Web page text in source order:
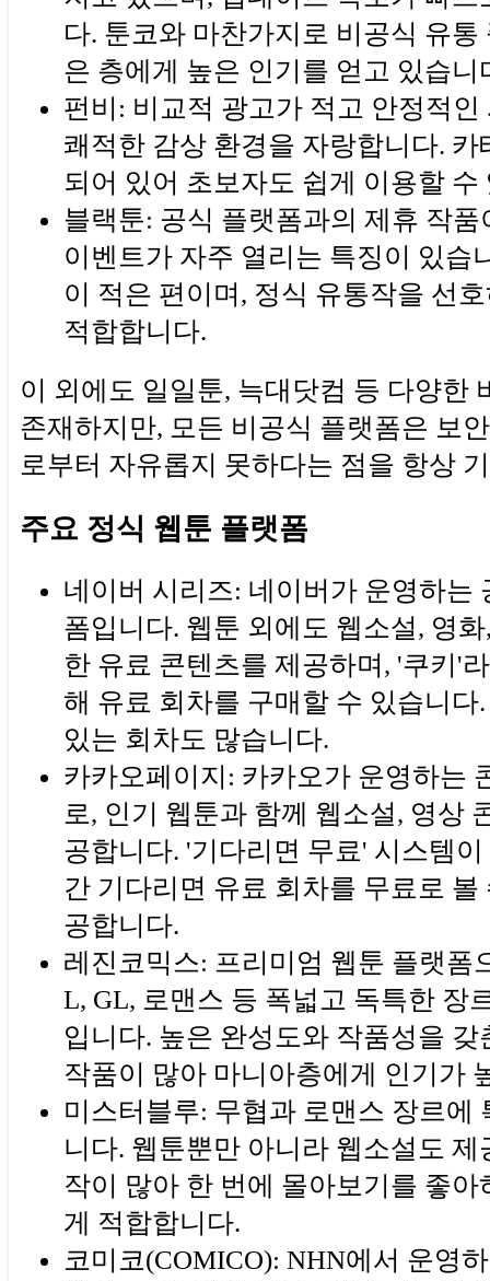
다. 툰코와 마찬가지로 비공식 유통
은 층에게 높은 인기를 얻고 있습니
펀비: 비교적 광고가 적고 안정적
쾌적한 감상 환경을 자랑합니다. 카
되어 있어 초보자도 쉽게 이용할 수
블랙툰: 공식 플랫폼과의 제휴 작품
이벤트가 자주 열리는 특징이 있습
이 적은 편이며, 정식 유통작을 선
적합합니다.
이 외에도 일일툰, 늑대닷컴 등 다양한
존재하지만, 모든 비공식 플랫폼은 보
로부터 자유롭지 못하다는 점을 항상
주요 정식 웹툰 플랫폼
네이버 시리즈: 네이버가 운영하는
폼입니다. 웹툰 외에도 웹소설, 영
한 유료 콘텐츠를 제공하며, '쿠키'
해 유료 회차를 구매할 수 있습니다
있는 회차도 많습니다.
카카오페이지: 카카오가 운영하는
로, 인기 웹툰과 함께 웹소설, 영상
공합니다. '기다리면 무료' 시스템
간 기다리면 유료 회차를 무료로 볼
공합니다.
레진코믹스: 프리미엄 웹툰 플랫폼
L, GL, 로맨스 등 폭넓고 독특한 장
입니다. 높은 완성도와 작품성을 갖
작품이 많아 마니아층에게 인기가
미스터블루: 무협과 로맨스 장르에
니다. 웹툰뿐만 아니라 웹소설도 제
작이 많아 한 번에 몰아보기를 좋
게 적합합니다.
코미코(COMICO): NHN에서 운영